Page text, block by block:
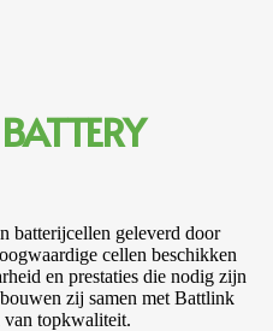
batterijcellen geleverd door
cellen beschikken
en prestaties die nodig zijn
zij samen met Battlink
van topkwaliteit.